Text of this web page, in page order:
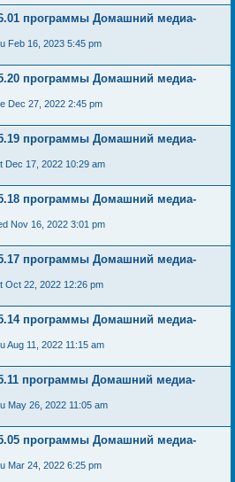
программы Домашний медиа-
Feb 16, 2023 5:45 pm
программы Домашний медиа-
Dec 27, 2022 2:45 pm
программы Домашний медиа-
Dec 17, 2022 10:29 am
программы Домашний медиа-
Nov 16, 2022 3:01 pm
программы Домашний медиа-
Oct 22, 2022 12:26 pm
программы Домашний медиа-
Aug 11, 2022 11:15 am
программы Домашний медиа-
May 26, 2022 11:05 am
программы Домашний медиа-
Mar 24, 2022 6:25 pm